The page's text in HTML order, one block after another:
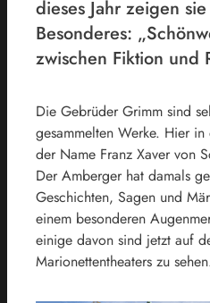
dieses Jahr zeigen
Besonderes:
zwischen Fiktion und
Die Gebrüder Grimm sind
gesammelten Werke. Hier
der Name Franz Xaver von
Der Amberger hat damals
Geschichten, Sagen und
einem besonderen
einige davon sind jetzt auf
Marionettentheaters zu